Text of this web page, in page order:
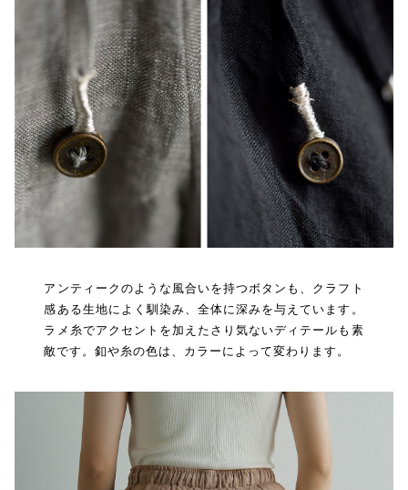
アンティークのような風合いを持つボタンも、クラフト
感ある生地によく馴染み、全体に深みを与えています。
ラメ糸でアクセントを加えたさり気ないディテールも素
敵です。釦や糸の色は、カラーによって変わります。